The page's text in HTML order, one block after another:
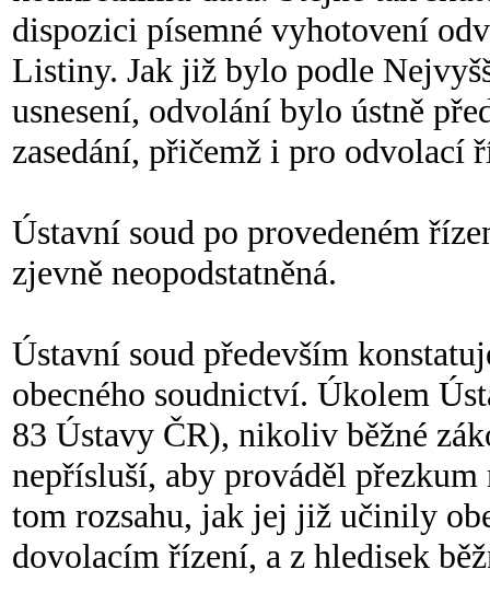
dispozici písemné vyhotovení
Listiny. Jak již bylo podle
usnesení, odvolání bylo ústně
zasedání, přičemž i pro odvolací
Ústavní soud po provedeném
zjevně neopodstatněná.
Ústavní soud především
obecného soudnictví. Úkolem
83 Ústavy ČR), nikoliv běžné
nepřísluší, aby prováděl
tom rozsahu, jak jej již učinily
dovolacím řízení, a z hledisek